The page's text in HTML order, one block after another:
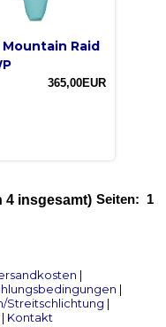
Mountain Raid
365,00EUR
Seiten: 1
4 insgesamt)
|
|
Streitschlichtung |
| Kontakt